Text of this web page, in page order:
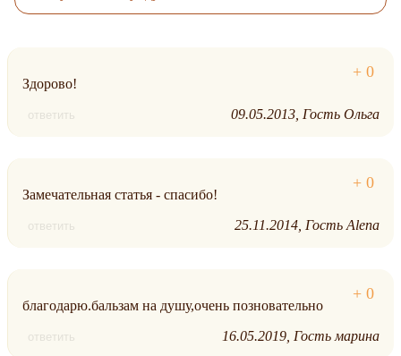
Здорово!
ответить 09.05.2013 Гость Ольга
Замечательная статья - спасибо!
ответить 25.11.2014 Гость Alena
благодарю.бальзам на душу,очень позновательно
ответить 16.05.2019 Гость марина